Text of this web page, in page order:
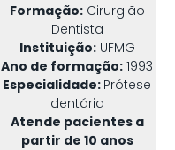
Formação:Cirurgião
Dentista
Instituição:UFMG
Ano de formação: 1993
Especialidade: Prótese
dentária
Atende pacientes a
partir de 10 anos